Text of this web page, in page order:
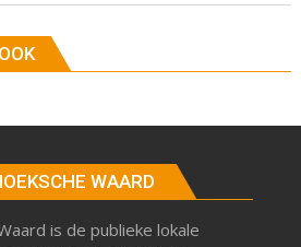
WAARD
is de publieke lokale